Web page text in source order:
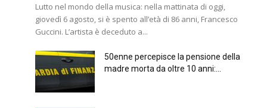
Lutto nel mondo della musica: nella mattinata di oggi,
giovedì 6 agosto, si è spento all’età di 86 anni, Francesco
Guccini. L’artista è deceduto a...
50enne percepisce la pensione della
madre morta da oltre 10 anni:...